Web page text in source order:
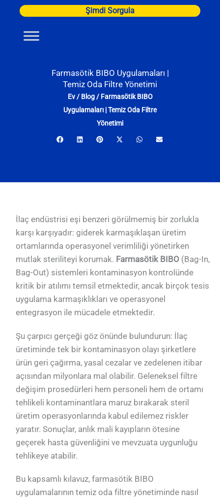
İçeriğe
Şimdi Sorgula
Farmasötik BIBO Uygulamaları |
Temiz Oda Filtre Yönetimi
Ev/ Blog/ Farmasötik BIBO
Uygulamaları | Temiz Oda Filtre
Yönetimi
İlaç endüstrisi eşi benzeri görülmemiş bir zorlukla
karşı karşıyadır: giderek karmaşıklaşan üretim
ortamlarında operasyonel verimliliği yönetirken
mutlak steriliteyi korumak. Farmasötik BIBO (Bag-In,
Bag-Out) sistemleri kontaminasyon kontrolünde
kritik bir atılımı temsil etmektedir, ancak birçok tesis
uygulama karmaşıklıkları ve operasyonel
entegrasyon ile mücadele etmektedir.
Şu çarpıcı gerçeği göz önünde bulundurun: İlaç
üretiminde tek bir kontaminasyon olayı şirketlere
ürün geri çağırma, yasal cezalar ve zedelenen itibar
açısından milyonlara mal olabilir. Geleneksel filtre
değişim prosedürleri hem personeli hem de ortamı
tehlikeli kontaminantlara maruz bırakarak steril
üretim operasyonlarında kabul edilemez riskler
yaratır. Sonuçlar, anlık mali kayıpların ötesine
geçerek hasta güvenliğini ve mevzuata uygunluğu
tehlikeye atabilir.
Bu kapsamlı kılavuz, farmasötik BIBO
uygulamalarının temiz oda filtre yönetiminde nasıl